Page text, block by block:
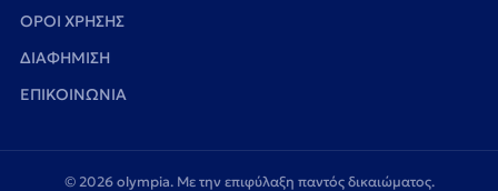
ΟΡΟΙ ΧΡΗΣΗΣ
ΔΙΑΦΗΜΙΣΗ
ΕΠΙΚΟΙΝΩΝΙΑ
© 2026 olympia. Με την επιφύλαξη παντός δικαιώματος.